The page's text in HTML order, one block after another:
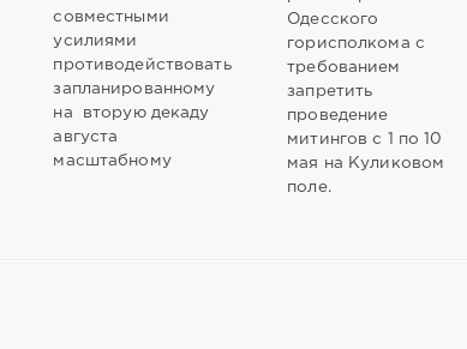
совместными
усилиями
противодействовать
запланированному
на вторую декаду
августа
масштабному
Одесского
горисполкома с
требованием
запретить
проведение
митингов с 1 по 10
мая на Куликовом
поле.